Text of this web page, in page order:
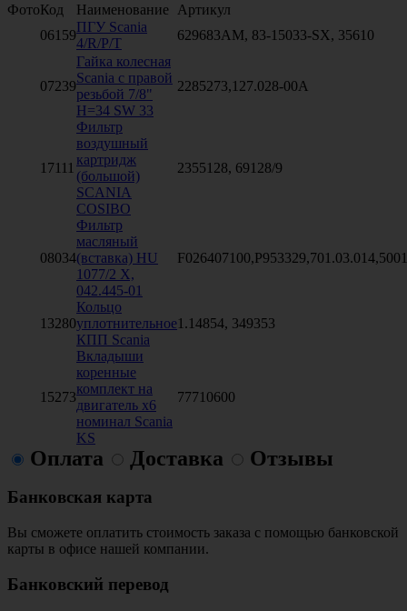
ФотоКод Наименование
Артикул
06159
ПГУ Scania
4/R/P/T
629683AM, 83-15033-SX, 35610
07239
Гайка колесная
Scania с правой
резьбой 7/8"
H=34 SW 33
2285273,127.028-00A
17111
Фильтр
воздушный
картридж
(большой)
SCANIA
COSIBO
2355128, 69128/9
08034
Фильтр
масляный
(вставка) HU
1077/2 X,
042.445-01
13280
Кольцо
уплотнительное
КПП Scania
1.14854, 349353
15273
Вкладыши
коренные
комплект на
двигатель х6
номинал Scania
KS
77710600
Оплата Доставка Отзывы
Банковская карта
Вы сможете оплатить стоимость заказа с помощью банковской
карты в офисе нашей компании.
Банковский перевод